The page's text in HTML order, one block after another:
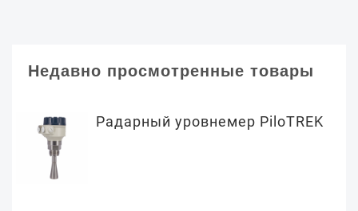
Недавно просмотренные товары
Радарный уровнемер PiloTREK